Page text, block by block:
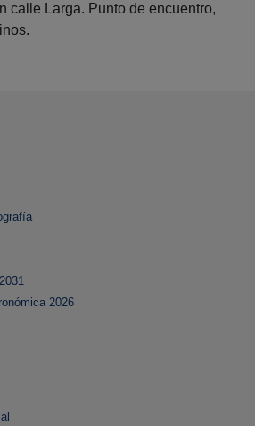
calle Larga. Punto de encuentro,
2026